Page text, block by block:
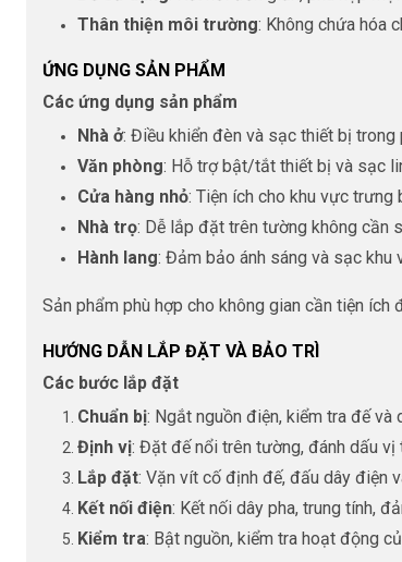
Thân thiện môi trường: Không chứa hóa
ỨNG DỤNG SẢN PHẨM
Các ứng dụng sản phẩm
Nhà ở: Điều khiển đèn và sạc thiết bị trong
Văn phòng: Hỗ trợ bật/tắt thiết bị và sạc
Cửa hàng nhỏ: Tiện ích cho khu vực trưng
Nhà trọ: Dễ lắp đặt trên tường không cần
Hành lang: Đảm bảo ánh sáng và sạc khu
Sản phẩm phù hợp cho không gian cần tiện ích
HƯỚNG DẪN LẮP ĐẶT VÀ BẢO TRÌ
Các bước lắp đặt
Chuẩn bị: Ngắt nguồn điện, kiểm tra đế và
Định vị: Đặt đế nổi trên tường, đánh dấu vị
Lắp đặt: Vặn vít cố định đế, đấu dây điện
Kết nối điện: Kết nối dây pha, trung tính,
Kiểm tra: Bật nguồn, kiểm tra hoạt động